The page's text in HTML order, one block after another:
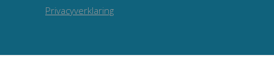
Privacyverklaring